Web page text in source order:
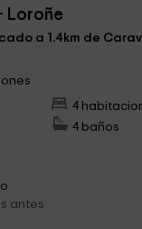
Loroñe
a 1.4km de
4
4 baños
antes